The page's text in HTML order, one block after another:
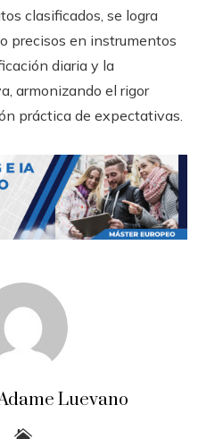
clasificados, se logra
precisos en instrumentos
diaria y la
armonizando el rigor
práctica de expectativas.
Luevano